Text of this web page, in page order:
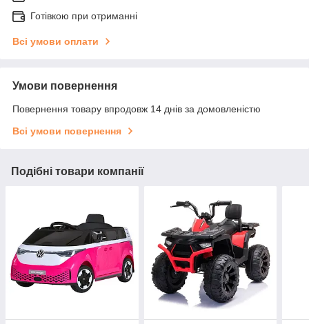
Готівкою при отриманні
Всі умови оплати
Умови повернення
Повернення товару впродовж 14 днів за домовленістю
Всі умови повернення
Подібні товари компанії